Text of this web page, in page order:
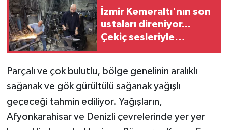
İzmir Kemeraltı'nın son
ustaları direniyor...
Çekiç sesleriyle
Parçalı ve çok bulutlu, bölge genelinin aralıklı
sağanak ve gök gürültülü sağanak yağışlı
geçeceği tahmin ediliyor. Yağışların,
Afyonkarahisar ve Denizli çevrelerinde yer yer